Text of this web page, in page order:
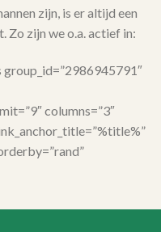
zijn, is er altijd een
Zo zijn we o.a. actief in:
columns=”3″